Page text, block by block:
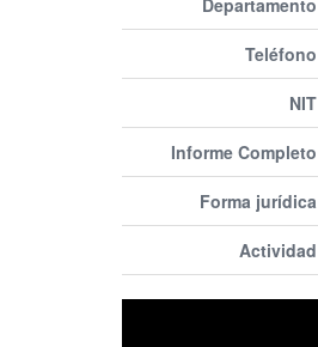
Departamento
Teléfono
NIT
Informe Completo
Forma jurídica
Actividad